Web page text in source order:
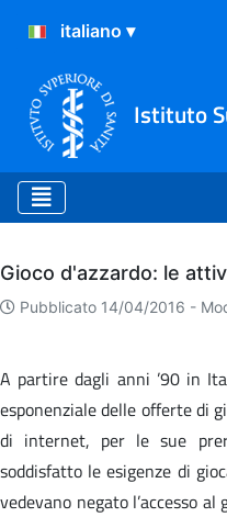
Istituto
Archivio
Gioco d'azzardo: le
Pubblicato 14/04/2016 -
A partire dagli anni ’90 in
esponenziale delle offerte di
di internet, per le sue
soddisfatto le esigenze di
vedevano negato l’accesso